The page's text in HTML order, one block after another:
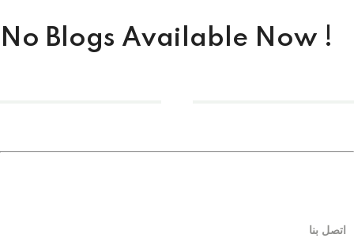
No Blogs Available Now !
اتصل بنا